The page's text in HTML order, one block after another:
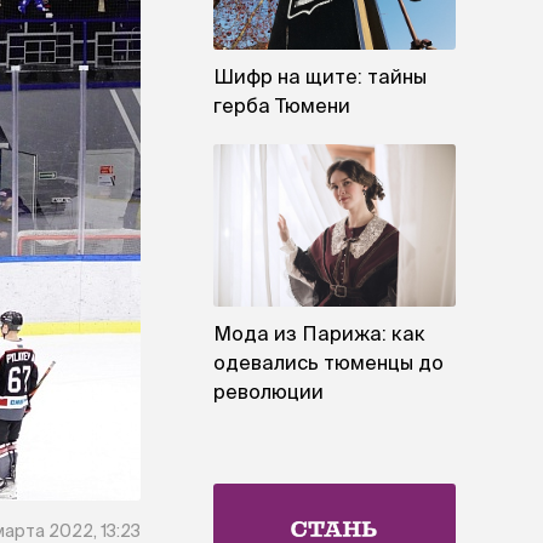
2022, 13:23
Шифр на щите: тайны
герба Тюмени
Мода из Парижа: как
одевались тюменцы до
революции